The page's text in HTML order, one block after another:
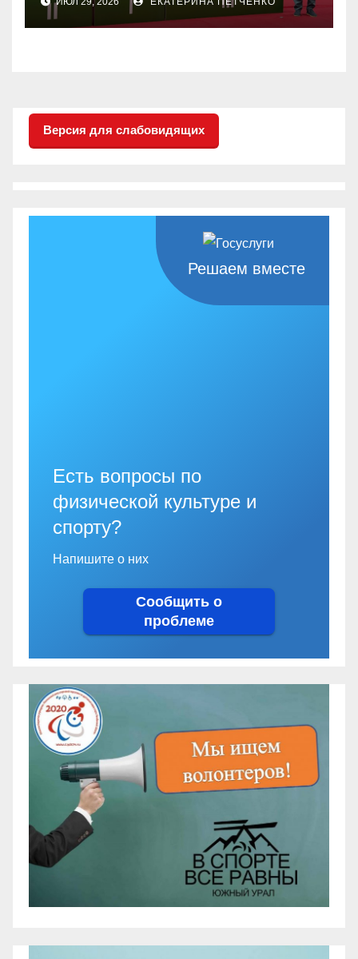
настольного тенниса ПОДА
Версия для слабовидящих
Решаем вместе
Есть вопросы по
физической культуре и
спорту?
Напишите о них
Сообщить о
проблеме